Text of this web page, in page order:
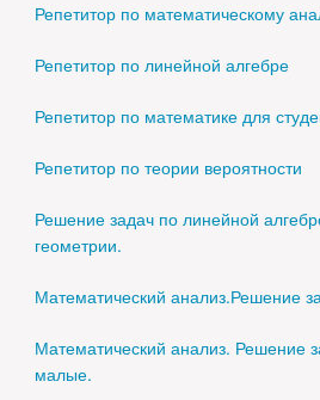
Репетитор по математическому
Репетитор по линейной алгебре
Репетитор по математике для
Репетитор по теории вероятности
Решение задач по линейной
геометрии.
Математический анализ.Решение
Математический анализ. Решение
малые.